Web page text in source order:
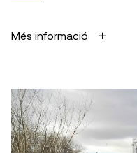
Més informació